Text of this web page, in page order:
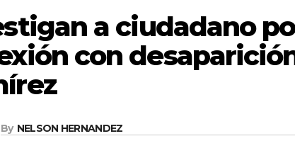
a ciudadano
con
By NELSON HERNANDEZ